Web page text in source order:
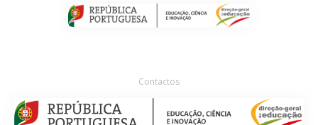
Contactos